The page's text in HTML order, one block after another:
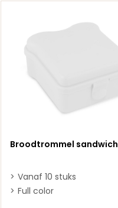
Broodtrommel sandwich
Vanaf 10 stuks
Full color